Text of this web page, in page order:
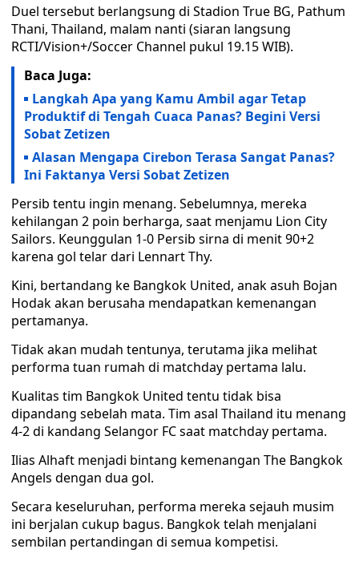
Duel tersebut berlangsung di Stadion True BG, Pathum
Thani, Thailand, malam nanti (siaran langsung
RCTI/Vision+/Soccer Channel pukul 19.15 WIB).
Baca Juga:
Langkah Apa yang Kamu Ambil agar Tetap
Produktif di Tengah Cuaca Panas? Begini Versi
Sobat Zetizen
Alasan Mengapa Cirebon Terasa Sangat Panas?
Ini Faktanya Versi Sobat Zetizen
Persib tentu ingin menang. Sebelumnya, mereka
kehilangan 2 poin berharga, saat menjamu Lion City
Sailors. Keunggulan 1-0 Persib sirna di menit 90+2
karena gol telar dari Lennart Thy.
Kini, bertandang ke Bangkok United, anak asuh Bojan
Hodak akan berusaha mendapatkan kemenangan
pertamanya.
Tidak akan mudah tentunya, terutama jika melihat
performa tuan rumah di matchday pertama lalu.
Kualitas tim Bangkok United tentu tidak bisa
dipandang sebelah mata. Tim asal Thailand itu menang
4-2 di kandang Selangor FC saat matchday pertama.
Ilias Alhaft menjadi bintang kemenangan The Bangkok
Angels dengan dua gol.
Secara keseluruhan, performa mereka sejauh musim
ini berjalan cukup bagus. Bangkok telah menjalani
sembilan pertandingan di semua kompetisi.